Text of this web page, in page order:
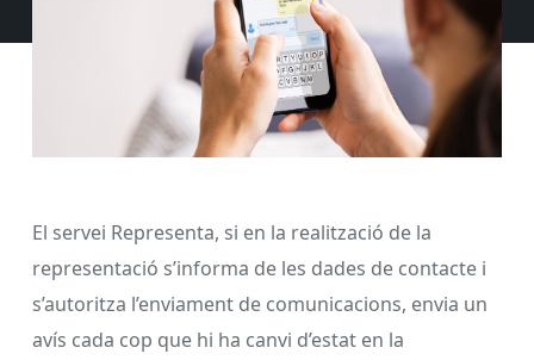
El servei Representa, si en la realització de la
representació s’informa de les dades de contacte i
s’autoritza l’enviament de comunicacions, envia un
avís cada cop que hi ha canvi d’estat en la